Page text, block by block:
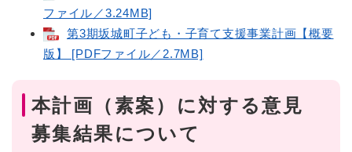
ファイル／3.24MB]
第3期坂城町子ども・子育て支援事業計画【概要
版】 [PDFファイル／2.7MB]
本計画（素案）に対する意見
募集結果について